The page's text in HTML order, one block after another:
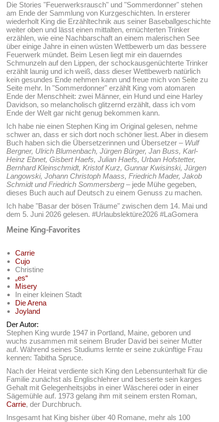
Die Stories "Feuerwerksrausch" und "Sommerdonner" stehen
am Ende der Sammlung von Kurzgeschichten. In ersterer
wiederholt King die Erzähltechnik aus seiner Baseballgeschichte
weiter oben und lässt einen mittalten, ernüchterten Trinker
erzählen, wie eine Nachbarschaft an einem malerischen See
über einige Jahre in einen wüsten Wettbewerb um das bessere
Feuerwerk mündet. Beim Lesen liegt mir ein dauerndes
Schmunzeln auf den Lippen, der schockausgenüchterte Trinker
erzählt launig und ich weiß, dass dieser Wettbewerb natürlich
kein gesundes Ende nehmen kann und freue mich von Seite zu
Seite mehr. In "Sommerdonner" erzählt King vom atomaren
Ende der Menschheit: zwei Männer, ein Hund und eine Harley
Davidson, so melancholisch glitzernd erzählt, dass ich vom
Ende der Welt gar nicht genug bekommen kann.
Ich habe nie einen Stephen King im Original gelesen, nehme
schwer an, dass er sich dort noch schöner liest. Aber in diesem
Buch haben sich die Übersetzerinnen und Übersetzer – Wulf
Bergner, Ulrich Blumenbach, Jürgen Bürger, Jan Buss, Karl-
Heinz Ebnet, Gisbert Haefs, Julian Haefs, Urban Hofstetter,
Bernhard Kleinschmidt, Kristof Kurz, Gunnar Kwisinski, Jürgen
Langowski, Johann Christoph Maass, Friedrich Mader, Jakob
Schmidt und Friedrich Sommersberg – jede Mühe gegeben,
dieses Buch auch auf Deutsch zu einem Genuss zu machen.
Ich habe "Basar der bösen Träume" zwischen dem 14. Mai und
dem 5. Juni 2026 gelesen. #Urlaubslektüre2026 #LaGomera
Meine King-Favorites
Carrie
Cujo
Christine
„es“
Misery
In einer kleinen Stadt
Die Arena
Joyland
Der Autor:
Stephen King wurde 1947 in Portland, Maine, geboren und
wuchs zusammen mit seinem Bruder David bei seiner Mutter
auf. Während seines Studiums lernte er seine zukünftige Frau
kennen: Tabitha Spruce.
Nach der Heirat verdiente sich King den Lebensunterhalt für die
Familie zunächst als Englischlehrer und besserte sein karges
Gehalt mit Gelegenheitsjobs in einer Wäscherei oder in einer
Sägemühle auf. 1973 gelang ihm mit seinem ersten Roman,
Carrie, der Durchbruch.
Insgesamt hat King bisher über 40 Romane, mehr als 100